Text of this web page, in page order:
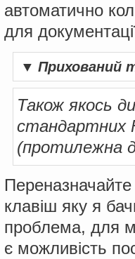
автоматично
для
▼ Прихований
Також якось
стандартних
(протилежна
клавіш яку я
проблема, для
є можливість